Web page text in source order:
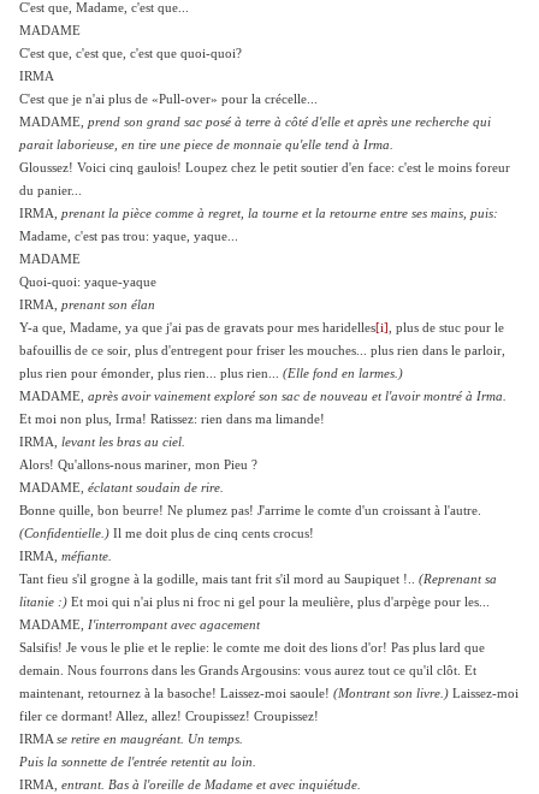
C'est que, Madame, c'est que...
MADAME
C'est que, c'est que, c'est que quoi-quoi?
IRMA
C'est que je n'ai plus de «Pull-over» pour la crécelle...
MADAME, prend son grand sac posé à terre à côté d'elle et après une recherche qui
parait laborieuse, en tire une piece de monnaie qu'elle tend à Irma.
Gloussez! Voici cinq gaulois! Loupez chez le petit soutier d'en face: c'est le moins foreur
du panier...
IRMA , prenant la pièce comme à regret, la tourne et la retourne entre ses mains, puis:
Madame, c'est pas trou: yaque, yaque...
MADAME
Quoi-quoi: yaque-yaque
IRMA, prenant son élan
Y-a que, Madame, ya que j'ai pas de gravats pour mes haridelles[i]
, plus de stuc pour le
bafouillis de ce soir, plus d'entregent pour friser les mouches... plus rien dans le parloir,
plus rien pour émonder, plus rien... plus rien... (Elle fond en larmes.)
MADAME, après avoir vainement exploré son sac de nouveau et l'avoir montré à Irma.
Et moi non plus, Irma! Ratissez: rien dans ma limande!
IRMA, levant les bras au ciel.
Alors! Qu'allons-nous mariner, mon Pieu ?
MADAME, éclatant soudain de rire.
Bonne quille, bon beurre! Ne plumez pas! J'arrime le comte d'un croissant à l'autre.
(Confidentielle.) Il me doit plus de cinq cents crocus!
IRMA , méfiante.
Tant fieu s'il grogne à la godille, mais tant frit s'il mord au Saupiquet !.. (Reprenant sa
litanie :) Et moi qui n'ai plus ni froc ni gel pour la meulière, plus d'arpège pour les...
MADAME, I'interrompant avec agacement
Salsifis! Je vous le plie et le replie: le comte me doit des lions d'or! Pas plus lard que
demain. Nous fourrons dans les Grands Argousins: vous aurez tout ce qu'il clôt. Et
maintenant, retournez à la basoche! Laissez-moi saoule! (Montrant son livre.) Laissez-moi
filer ce dormant! Allez, allez! Croupissez! Croupissez!
IRMA se retire en maugréant. Un temps.
Puis la sonnette de l'entrée retentit au loin.
IRMA , entrant. Bas à l'oreille de Madame et avec inquiétude.